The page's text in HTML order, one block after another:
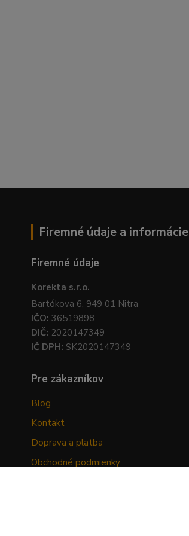
Firemné údaje a informácie
Firemné údaje
Korekta s.r.o.
Bartókova 6, 949 01 Nitra
IČO: 36519898
DIČ: 2020147349
IČ DPH: SK2020147349
Pre zákazníkov
Blog
Kontakt
Doprava a platba
Obchodné podmienky